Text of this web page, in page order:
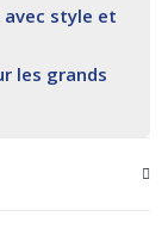
style et
les grands